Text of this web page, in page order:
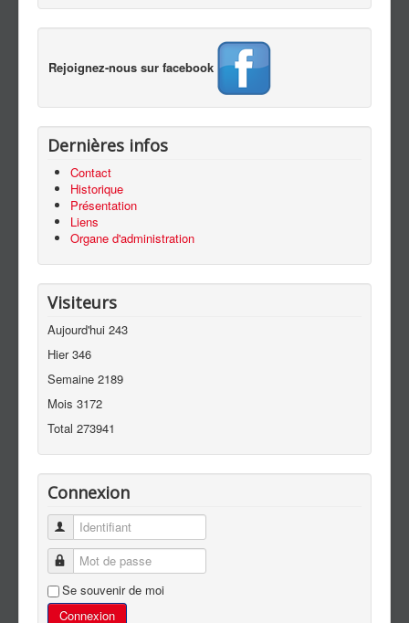
Rejoignez-nous sur facebook
Dernières infos
Contact
Historique
Présentation
Liens
Organe d'administration
Visiteurs
Aujourd'hui 243
Hier346
Semaine 2189
Mois 3172
Total 273941
Connexion
Identifiant
Mot de passe
Se souvenir de moi
Connexion